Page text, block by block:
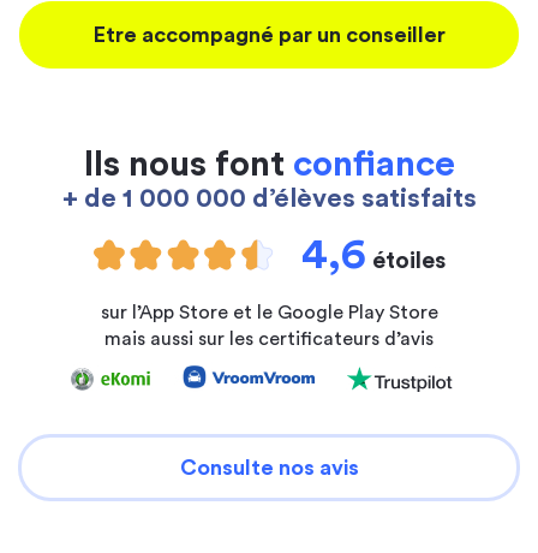
Etre accompagné par un conseiller
Ils nous font confiance
+ de 1 000 000 d’élèves satisfaits
4,6 étoiles
sur l’App Store et le Google Play Store
mais aussi sur les certificateurs d’avis
Consulte nos avis